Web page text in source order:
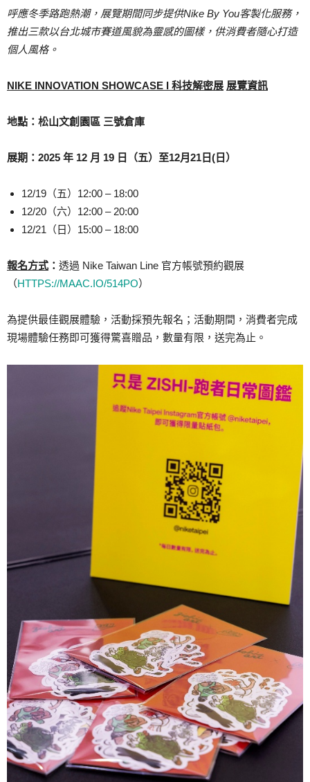
呼應冬季路跑熱潮，展覽期間同步提供Nike By You客製化服務，
推出三款以台北城市賽道風貌為靈感的圖樣，供消費者隨心打造
個人風格。
NIKE INNOVATION SHOWCASE I 科技解密展 展覽資訊
地點：松山文創園區 三號倉庫
展期： 2025 年 12 月 19 日（五）至12月21 日( 日）
12/19（五）12:00 – 18:00
12/20（六）12:00 – 20:00
12/21（日）15:00 – 18:00
報名方式 ： 透過 Nike Taiwan Line 官方帳號預約觀展
（HTTPS://MAAC.IO/514PO）
為提供最佳觀展體驗，活動採預先報名；活動期間，消費者完成
現場體驗任務即可獲得驚喜贈品，數量有限，送完為止。